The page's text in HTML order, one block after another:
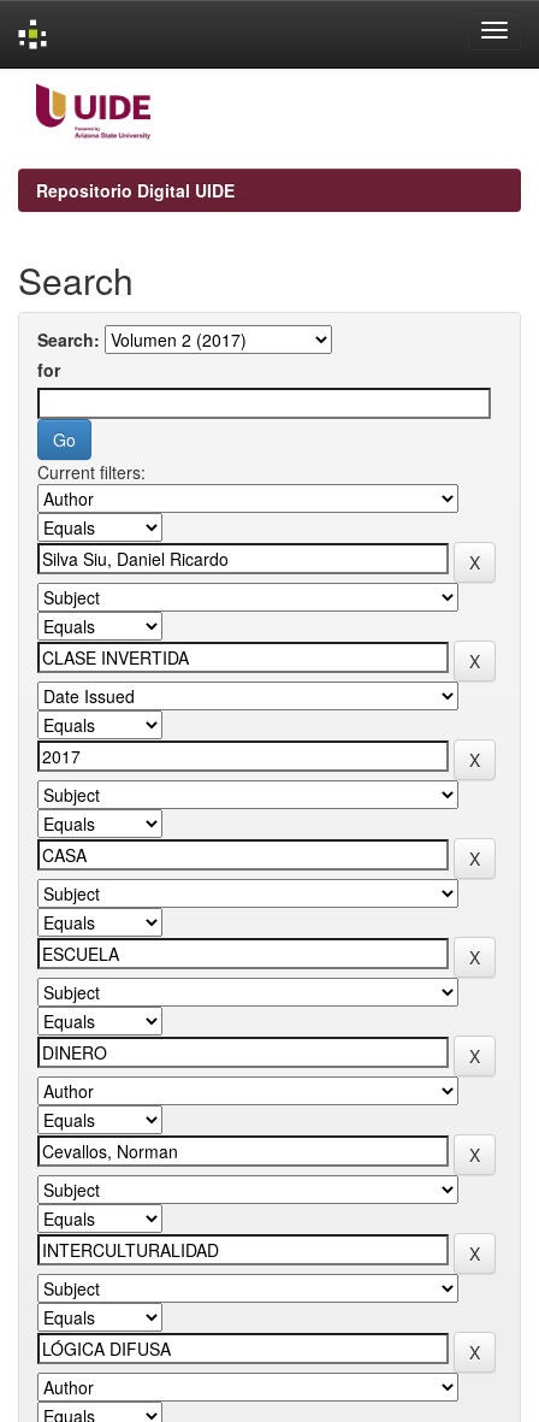
navigation
Repositorio Digital UIDE
Search
Search:
for
Current filters: